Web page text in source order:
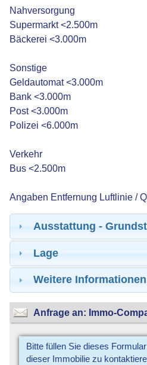
Nahversorgung
Supermarkt <2.500m
Bäckerei <3.000m
Sonstige
Geldautomat <3.000m
Bank <3.000m
Post <3.000m
Polizei <6.000m
Verkehr
Bus <2.500m
Angaben Entfernung Luftlinie /
Ausstattung -
Lage
Weitere Informationen
Anfrage an: Immo-
Bitte füllen Sie dieses
dieser Immobilie zu